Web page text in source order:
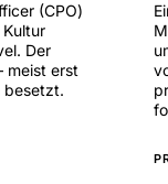
(CPO)
Der
meist erst